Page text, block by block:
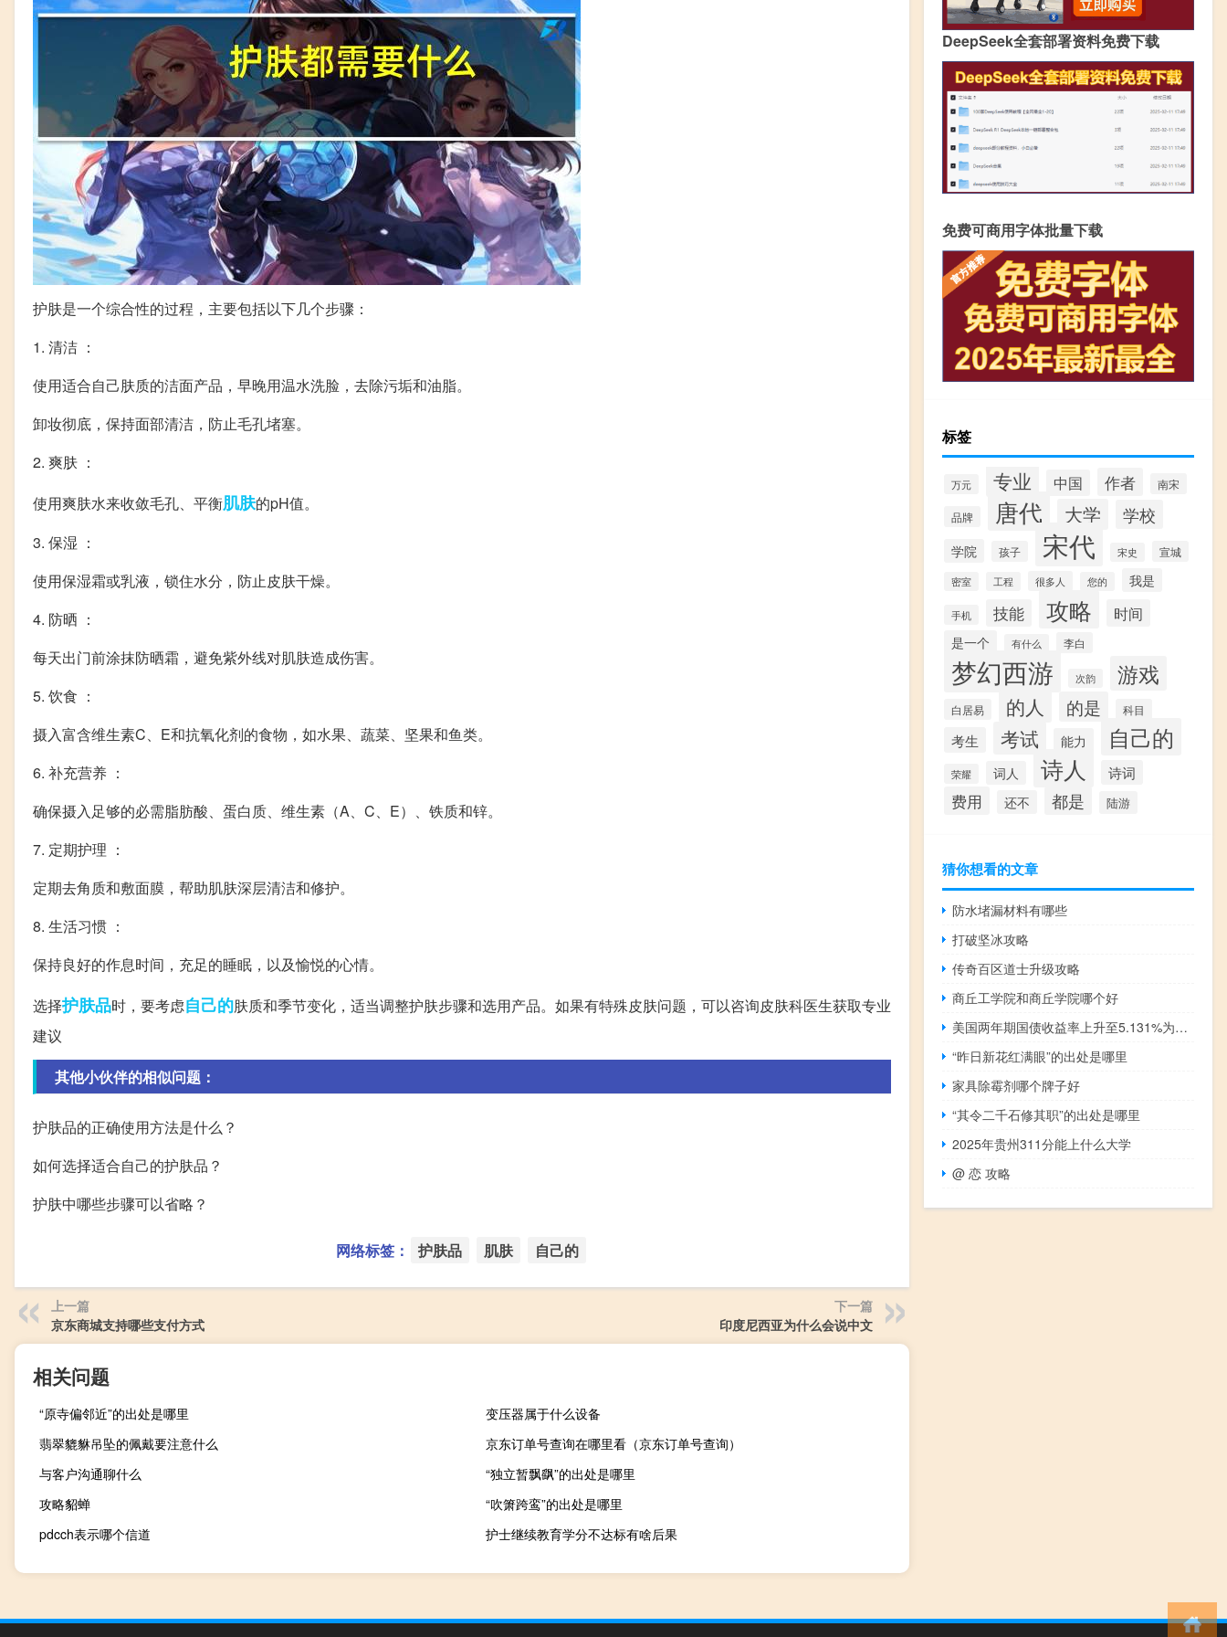
护肤是一个综合性的过程，主要包括以下几个步骤：
1. 清洁 ：
使用适合自己肤质的洁面产品，早晚用温水洗脸，去除污垢和油脂。
卸妆彻底，保持面部清洁，防止毛孔堵塞。
2. 爽肤 ：
使用爽肤水来收敛毛孔、平衡肌肤的pH值。
3. 保湿 ：
使用保湿霜或乳液，锁住水分，防止皮肤干燥。
4. 防晒 ：
每天出门前涂抹防晒霜，避免紫外线对肌肤造成伤害。
5. 饮食 ：
摄入富含维生素C、E和抗氧化剂的食物，如水果、蔬菜、坚果和鱼类。
6. 补充营养 ：
确保摄入足够的必需脂肪酸、蛋白质、维生素（A、C、E）、铁质和锌。
7. 定期护理 ：
定期去角质和敷面膜，帮助肌肤深层清洁和修护。
8. 生活习惯 ：
保持良好的作息时间，充足的睡眠，以及愉悦的心情。
选择护肤品时，要考虑自己的肤质和季节变化，适当调整护肤步骤和选用产品。如果有特殊皮肤问题，可以咨询皮肤科医生获取专业
建议
其他小伙伴的相似问题：
护肤品的正确使用方法是什么？
如何选择适合自己的护肤品？
护肤中哪些步骤可以省略？
网络标签： 护肤品 肌肤 自己的
上一篇
京东商城支持哪些支付方式
下一篇
印度尼西亚为什么会说中文
相关问题
“原寺偏邻近”的出处是哪里
变压器属于什么设备
翡翠貔貅吊坠的佩戴要注意什么
京东订单号查询在哪里看（京东订单号查询）
与客户沟通聊什么
“独立暂飘飖”的出处是哪里
攻略貂蝉
“吹箫跨鸾”的出处是哪里
pdcch表示哪个信道
护士继续教育学分不达标有啥后果
DeepSeek全套部署资料免费下载
免费可商用字体批量下载
标签
万元 专业 中国 作者 南宋
品牌 唐代 大学 学校
学院 孩子 宋代 宋史 宣城
密室 工程 很多人 您的 我是
手机 技能 攻略 时间
是一个 有什么 李白
梦幻西游 次韵 游戏
白居易 的人 的是 科目
考生 考试 能力 自己的
荣耀 词人 诗人 诗词
费用 还不 都是 陆游
猜你想看的文章
防水堵漏材料有哪些
打破坚冰攻略
传奇百区道士升级攻略
商丘工学院和商丘学院哪个好
美国两年期国债收益率上升至5.131%为2007年以来最高水平
“昨日新花红满眼”的出处是哪里
家具除霉剂哪个牌子好
“其令二千石修其职”的出处是哪里
2025年贵州311分能上什么大学
@ 恋 攻略